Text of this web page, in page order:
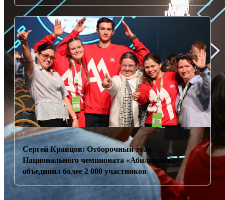
21 июл 2026
Сергей Кравцов: Отборочный этап
Национального чемпионата «Абилимпикс»
объединил более 2 000 участников